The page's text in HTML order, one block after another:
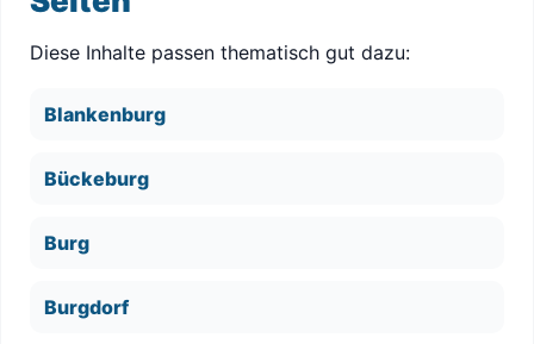
Diese Inhalte passen thematisch gut dazu:
Blankenburg
Bückeburg
Burg
Burgdorf